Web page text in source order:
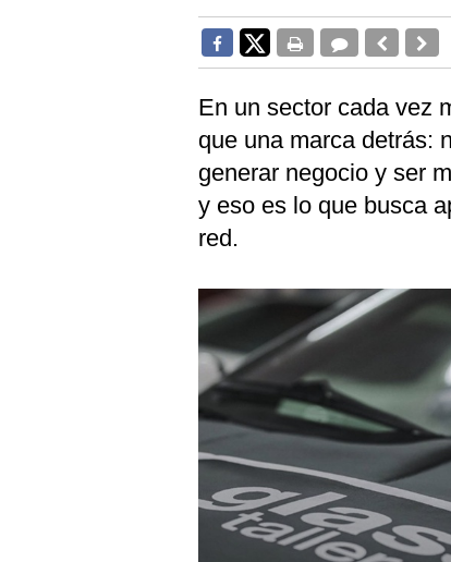
En un sector cada vez
que una marca detrás:
generar negocio y ser
y eso es lo que busca
red.